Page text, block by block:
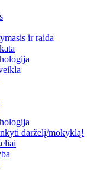
ir raida
darželį/mokyklą!